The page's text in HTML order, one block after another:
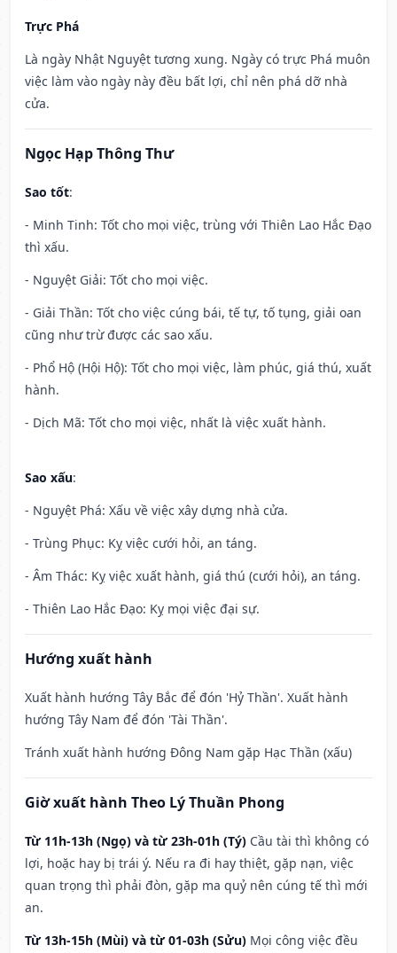
Trực Phá
Là ngày Nhật Nguyệt tương xung. Ngày có trực Phá muôn
việc làm vào ngày này đều bất lợi, chỉ nên phá dỡ nhà
cửa.
Ngọc Hạp Thông Thư
Sao tốt:
- Minh Tinh: Tốt cho mọi việc, trùng với Thiên Lao Hắc Đạo
thì xấu.
- Nguyệt Giải: Tốt cho mọi việc.
- Giải Thần: Tốt cho việc cúng bái, tế tự, tố tụng, giải oan
cũng như trừ được các sao xấu.
- Phổ Hộ (Hội Hộ): Tốt cho mọi việc, làm phúc, giá thú, xuất
hành.
- Dịch Mã: Tốt cho mọi việc, nhất là việc xuất hành.
Sao xấu:
- Nguyệt Phá: Xấu về việc xây dựng nhà cửa.
- Trùng Phục: Kỵ việc cưới hỏi, an táng.
- Âm Thác: Kỵ việc xuất hành, giá thú (cưới hỏi), an táng.
- Thiên Lao Hắc Đạo: Kỵ mọi việc đại sự.
Hướng xuất hành
Xuất hành hướng Tây Bắc để đón 'Hỷ Thần'. Xuất hành
hướng Tây Nam để đón 'Tài Thần'.
Tránh xuất hành hướng Đông Nam gặp Hạc Thần (xấu)
Giờ xuất hành Theo Lý Thuần Phong
Từ 11h-13h (Ngọ) và từ 23h-01h (Tý) Cầu tài thì không có
lợi, hoặc hay bị trái ý. Nếu ra đi hay thiệt, gặp nạn, việc
quan trọng thì phải đòn, gặp ma quỷ nên cúng tế thì mới
an.
Từ 13h-15h (Mùi) và từ 01-03h (Sửu) Mọi công việc đều